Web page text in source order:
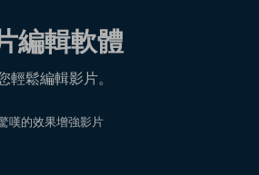
編輯軟體
輕鬆編輯影片。
嘆的效果增強影片